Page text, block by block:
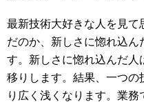
最新技術大好きな人を見て
だのか、新しさに惚れ込
す。新しさに惚れ込んだ人
移りします。結果、一つの
り広く浅くなります。業